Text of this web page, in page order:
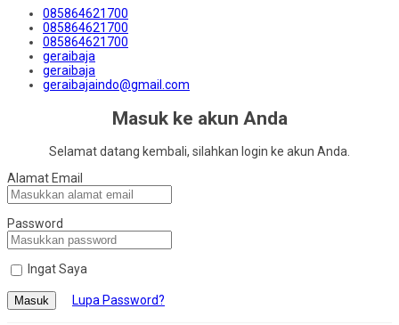
085864621700
085864621700
085864621700
geraibaja
geraibaja
geraibajaindo@gmail.com
Masuk ke akun Anda
Selamat datang kembali, silahkan login ke akun Anda.
Alamat Email
Password
Ingat Saya
Masuk Lupa Password?